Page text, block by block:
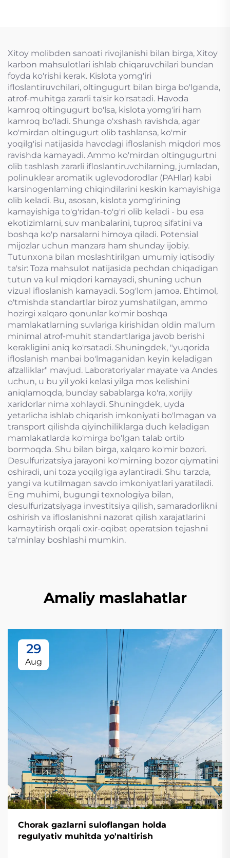
Xitoy molibden sanoati rivojlanishi bilan birga, Xitoy
karbon mahsulotlari ishlab chiqaruvchilari bundan
foyda ko'rishi kerak. Kislota yomg'iri
ifloslantiruvchilari, oltingugurt bilan birga bo'lganda,
atrof-muhitga zararli ta'sir ko'rsatadi. Havoda
kamroq oltingugurt bo'lsa, kislota yomg'iri ham
kamroq bo'ladi. Shunga o'xshash ravishda, agar
ko'mirdan oltingugurt olib tashlansa, ko'mir
yoqilg'isi natijasida havodagi ifloslanish miqdori mos
ravishda kamayadi. Ammo ko'mirdan oltingugurtni
olib tashlash zararli ifloslantiruvchilarning, jumladan,
polinuklear aromatik uglevodorodlar (PAHlar) kabi
karsinogenlarning chiqindilarini keskin kamayishiga
olib keladi. Bu, asosan, kislota yomg'irining
kamayishiga to'g'ridan-to'g'ri olib keladi - bu esa
ekotizimlarni, suv manbalarini, tuproq sifatini va
boshqa ko'p narsalarni himoya qiladi. Potensial
mijozlar uchun manzara ham shunday ijobiy.
Tutunxona bilan moslashtirilgan umumiy iqtisodiy
ta'sir: Toza mahsulot natijasida pechdan chiqadigan
tutun va kul miqdori kamayadi, shuning uchun
vizual ifloslanish kamayadi. Sog'lom jamoa. Ehtimol,
o'tmishda standartlar biroz yumshatilgan, ammo
hozirgi xalqaro qonunlar ko'mir boshqa
mamlakatlarning suvlariga kirishidan oldin ma'lum
minimal atrof-muhit standartlariga javob berishi
kerakligini aniq ko'rsatadi. Shuningdek, "yuqorida
ifloslanish manbai bo'lmaganidan keyin keladigan
afzalliklar" mavjud. Laboratoriyalar mayate va Andes
uchun, u bu yil yoki kelasi yilga mos kelishini
aniqlamoqda, bunday sabablarga ko'ra, xorijiy
xaridorlar nima xohlaydi. Shuningdek, uyda
yetarlicha ishlab chiqarish imkoniyati bo'lmagan va
transport qilishda qiyinchiliklarga duch keladigan
mamlakatlarda ko'mirga bo'lgan talab ortib
bormoqda. Shu bilan birga, xalqaro ko'mir bozori.
Desulfurizatsiya jarayoni ko'mirning bozor qiymatini
oshiradi, uni toza yoqilg'iga aylantiradi. Shu tarzda,
yangi va kutilmagan savdo imkoniyatlari yaratiladi.
Eng muhimi, bugungi texnologiya bilan,
desulfurizatsiyaga investitsiya qilish, samaradorlikni
oshirish va ifloslanishni nazorat qilish xarajatlarini
kamaytirish orqali oxir-oqibat operatsion tejashni
ta'minlay boshlashi mumkin.
Amaliy maslahatlar
29
Aug
Chorak gazlarni suloflangan holda
regulyativ muhitda yo'naltirish